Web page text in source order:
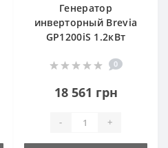
Генератор
инверторный Brevia
GP1200iS 1.2кВт
0
18 561 грн
- +